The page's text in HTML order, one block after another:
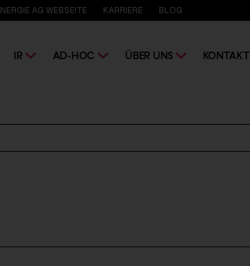
AG WEBSEITE KARRIERE BLOG
IR AD-HOC ÜBER UNS KONTAKT